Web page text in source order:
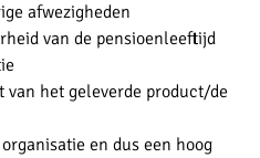
afwezigheden
van de pensioenleeftijd
van het geleverde product/de
en dus een hoog